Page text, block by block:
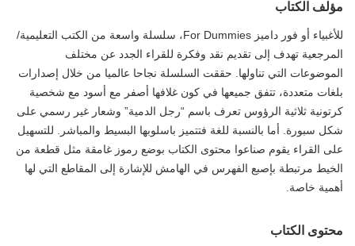
مؤلف الكتاب
للأغبياء أو فور داميز For Dummies، سلسلة واسعة من الكتب التعليمية/
المرجعية تهدف إلى تقديم نقد وفكرة للقراء الجدد عن مختلف
الموضوعات التي تناولها. حققت السلسلة نجاحا عالميا من خلال إصدارات
بلغات متعددة، تتفق جميعها في كون غلافها أصفر مع أسود مع شخصية
كرتونية ثلاثية الرؤوس تعرف باسم “رجل الدمية” وشعار غير رسمي على
شكل سبورة. أما بالنسبة للغة فتتميز باسلوبها البسيط والمباشر. للتسهيل
على القراء يقوم صناعوا محتوى الكتاب بوضع رموز غامقة مثل قطعة من
الخيط مرتبطة بإصبع الفهرس في الهامش للإشارة إلى المقاطع التي لها
أهمية خاصة.
محتوى الكتاب